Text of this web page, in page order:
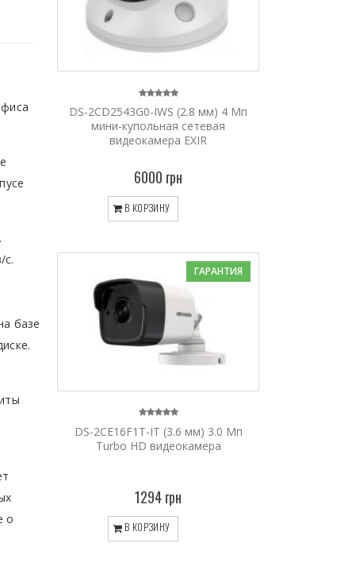
с.
базе
о
DS-2CD2543G0-IWS (2.8 мм) 4 Мп
мини-купольная сетевая
видеокамера EXIR
6000 грн
В КОРЗИНУ
ГАРАНТИЯ
DS-2CE16F1T-IT (3.6 мм) 3.0 Мп
Turbo HD видеокамера
1294 грн
В КОРЗИНУ